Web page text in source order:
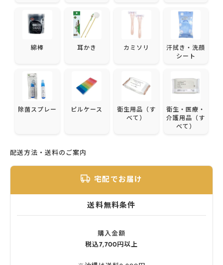
綿棒 耳かき カミソリ
汗拭き・洗顔
シート
除菌スプレー ピルケース
衛生用品（す
べて）
衛生・医療・
介護用品（す
べて）
配送方法・送料のご案内
宅配でお届け
送料無料条件
購入金額
税込7,700円以上